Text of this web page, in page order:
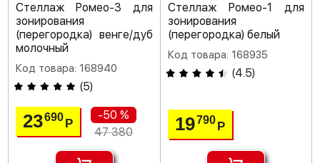
Стеллаж Ромео-3 для
зонирования
(перегородка) венге/дуб
молочный
Код товара: 168940
(5)
23690Р
-50 %
47 380
Стеллаж Ромео-1 для
зонирования
(перегородка) белый
Код товара: 168935
(4.5)
19790 Р